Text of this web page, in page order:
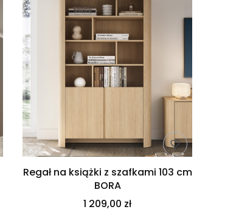
Regał na książki z szafkami 103 cm
BORA
1 209,00 zł